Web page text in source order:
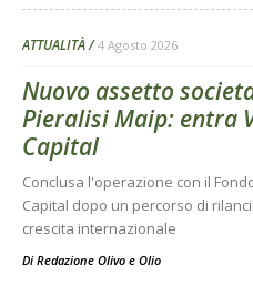
ATTUALITÀ 4 Agosto 2026
Nuovo assetto
Pieralisi Maip: entra
Capital
Conclusa l'operazione con il
Capital dopo un percorso di
crescita internazionale
Di Redazione Olivo e Olio